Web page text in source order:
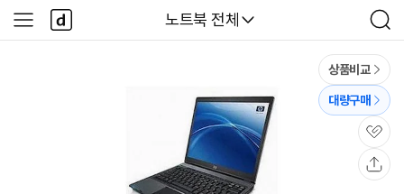
다나와
노트북 전체
검
색
사
이
다
나
와
상품비교
대량구매
관
심